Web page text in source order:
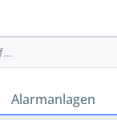
Alarmanlagen